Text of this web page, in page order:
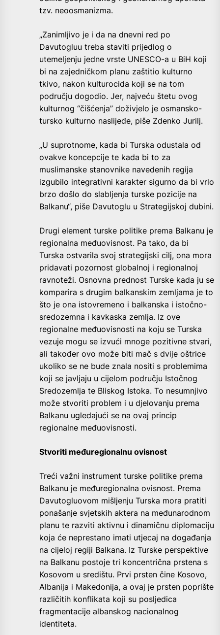
tzv. neoosmanizma.
„Zanimljivo je i da na dnevni red po
Davutogluu treba staviti prijedlog o
utemeljenju jedne vrste UNESCO-a u BiH koji
bi na zajedničkom planu zaštitio kulturno
tkivo, nakon kulturocida koji se na tom
području dogodio. Jer, najveću štetu ovog
kulturnog “čišćenja” doživjelo je osmansko-
tursko kulturno naslijeđe, piše Zdenko Jurilj.
„U suprotnome, kada bi Turska odustala od
ovakve koncepcije te kada bi to za
muslimanske stanovnike navedenih regija
izgubilo integrativni karakter sigurno da bi vrlo
brzo došlo do slabljenja turske pozicije na
Balkanu“, piše Davutoglu u Strategijskoj dubini.
Drugi element turske politike prema Balkanu je
regionalna međuovisnost. Pa tako, da bi
Turska ostvarila svoj strategijski cilj, ona mora
pridavati pozornost globalnoj i regionalnoj
ravnoteži. Osnovna prednost Turske kada ju se
komparira s drugim balkanskim zemljama je to
što je ona istovremeno i balkanska i istočno-
sredozemna i kavkaska zemlja. Iz ove
regionalne međuovisnosti na koju se Turska
vezuje mogu se izvući mnoge pozitivne stvari,
ali također ovo može biti mač s dvije oštrice
ukoliko se ne bude znala nositi s problemima
koji se javljaju u cijelom području Istočnog
Sredozemlja te Bliskog Istoka. To nesumnjivo
može stvoriti problem i u djelovanju prema
Balkanu ugledajući se na ovaj princip
regionalne međuovisnosti.
Stvoriti međuregionalnu ovisnost
Treći važni instrument turske politike prema
Balkanu je međuregionalna ovisnost. Prema
Davutogluovom mišljenju Turska mora pratiti
ponašanje svjetskih aktera na međunarodnom
planu te razviti aktivnu i dinamičnu diplomaciju
koja će neprestano imati utjecaj na događanja
na cijeloj regiji Balkana. Iz Turske perspektive
na Balkanu postoje tri koncentrična prstena s
Kosovom u središtu. Prvi prsten čine Kosovo,
Albanija i Makedonija, a ovaj je prsten poprište
različitih konflikata koji su posljedica
fragmentacije albanskog nacionalnog
identiteta.